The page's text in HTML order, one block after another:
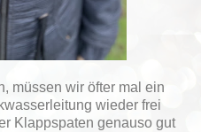
müssen wir öfter mal ein
wieder frei
Klappspaten genauso gut